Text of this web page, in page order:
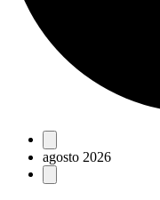
Eventos
agosto 2026